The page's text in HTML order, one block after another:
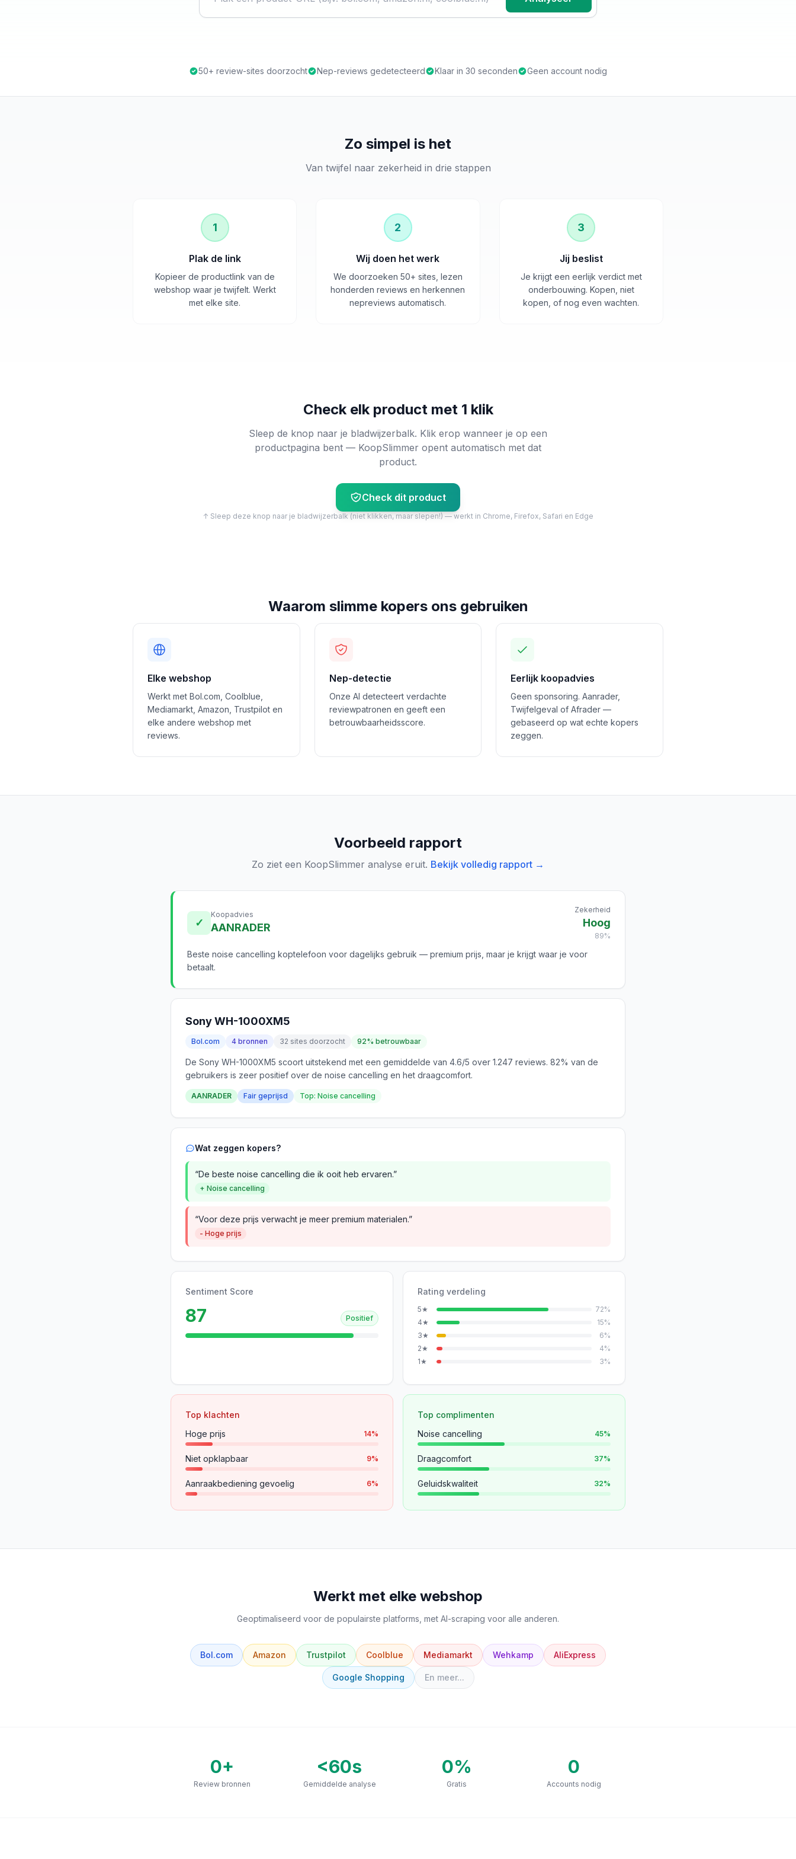
50+ review-sites doorzocht Nep-reviews gedetecteerd Klaar in 30 seconden Geen account nodig
Zo simpel is het
Van twijfel naar zekerheid in drie stappen
1
Plak de link
Kopieer de productlink van de
webshop waar je twijfelt. Werkt
met elke site.
2
Wij doen het werk
We doorzoeken 50+ sites, lezen
honderden reviews en herkennen
nepreviews automatisch.
3
Jij beslist
Je krijgt een eerlijk verdict met
onderbouwing. Kopen, niet
kopen, of nog even wachten.
Check elk product met 1 klik
Sleep de knop naar je bladwijzerbalk. Klik erop wanneer je op een
productpagina bent — KoopSlimmer opent automatisch met dat
product.
Check dit product
↑ Sleep deze knop naar je bladwijzerbalk (niet klikken, maar slepen!) — werkt in Chrome, Firefox, Safari en Edge
Waarom slimme kopers ons gebruiken
Elke webshop
Werkt met Bol.com, Coolblue,
Mediamarkt, Amazon, Trustpilot en
elke andere webshop met
reviews.
Nep-detectie
Onze AI detecteert verdachte
reviewpatronen en geeft een
betrouwbaarheidsscore.
Eerlijk koopadvies
Geen sponsoring. Aanrader,
Twijfelgeval of Afrader —
gebaseerd op wat echte kopers
zeggen.
Voorbeeld rapport
Zo ziet een KoopSlimmer analyse eruit. Bekijk volledig rapport →
✓
Koopadvies
AANRADER
Zekerheid
Hoog
89%
Beste noise cancelling koptelefoon voor dagelijks gebruik — premium prijs, maar je krijgt waar je voor
betaalt.
Sony WH-1000XM5
Bol.com 4 bronnen 32 sites doorzocht 92% betrouwbaar
De Sony WH-1000XM5 scoort uitstekend met een gemiddelde van 4.6/5 over 1.247 reviews. 82% van de
gebruikers is zeer positief over de noise cancelling en het draagcomfort.
AANRADER Fair geprijsd Top: Noise cancelling
Wat zeggen kopers?
“De beste noise cancelling die ik ooit heb ervaren.”
+ Noise cancelling
“Voor deze prijs verwacht je meer premium materialen.”
- Hoge prijs
Sentiment Score
87 Positief
Rating verdeling
5★ 72%
4★ 15%
3★ 6%
2★ 4%
1★ 3%
Top klachten
Hoge prijs
14%
Niet opklapbaar 9%
Aanraakbediening gevoelig 6%
Top complimenten
Noise cancelling
45%
Draagcomfort 37%
Geluidskwaliteit 32%
Werkt met elke webshop
Geoptimaliseerd voor de populairste platforms, met AI-scraping voor alle anderen.
Bol.com Amazon Trustpilot Coolblue Mediamarkt Wehkamp AliExpress
Google Shopping En meer...
0+
Review bronnen
<60s
Gemiddelde analyse
0%
Gratis
0
Accounts nodig